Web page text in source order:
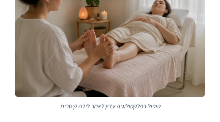
טיפול רפלקסולוגיה עדין לאחר לידה קיסרית